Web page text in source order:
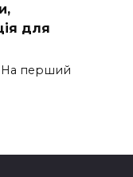
для
На перший